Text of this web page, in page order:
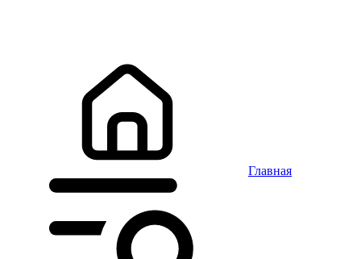
Главная